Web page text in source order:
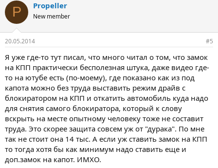
P Propeller
New member
20.05.2014 #5
Я уже где-то тут писал, что много читал о том, что замок
на КПП практически бесполезная штука, даже видео где-
то на ютубе есть (по-моему), где показано как из под
капота можно без труда выставить режим драйв с
блокиратором на КПП и откатить автомобиль куда надо
для снятия самого блокиратора, который к слову
вскрыть на месте опытному человеку тоже не составит
труда. Это скорее защита совсем уж от "дурака". По мне
так не стоит она 14 тыс. А если уж ставить замок на КПП
то тогда хотя бы как минимум надо ставить еще и
доп.замок на капот. ИМХО.